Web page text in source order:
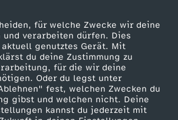
für welche Zwecke wir deine
und verarbeiten dürfen. Dies
genutztes Gerät. Mit
du deine Zustimmung zu
für die wir deine
Oder du legst unter
fest, welchen Zwecken du
gibst und welchen nicht. Deine
kannst du jederzeit mit